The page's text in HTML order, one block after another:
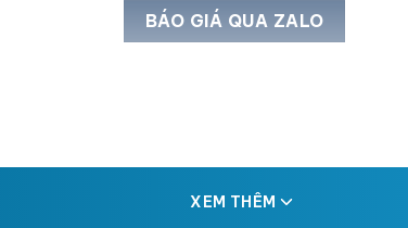
BÁO GIÁ QUA ZALO
XEM THÊM